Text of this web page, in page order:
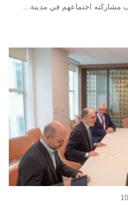
مشاركته اجتماعهم في مدينة…
10